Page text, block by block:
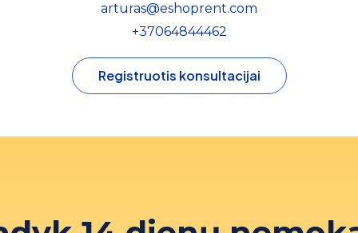
arturas@eshoprent.com
+37064844462
Registruotis konsultacijai